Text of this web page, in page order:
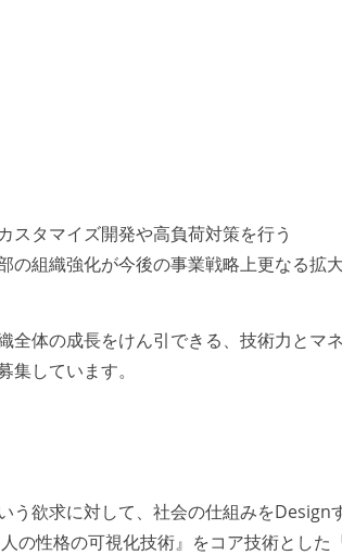
スタマイズ開発や高負荷対策を行う
の組織強化が今後の事業戦略上更なる拡
全体の成長をけん引できる、技術力とマ
しています。
う欲求に対して、社会の仕組みをDesign
の性格の可視化技術』をコア技術とした